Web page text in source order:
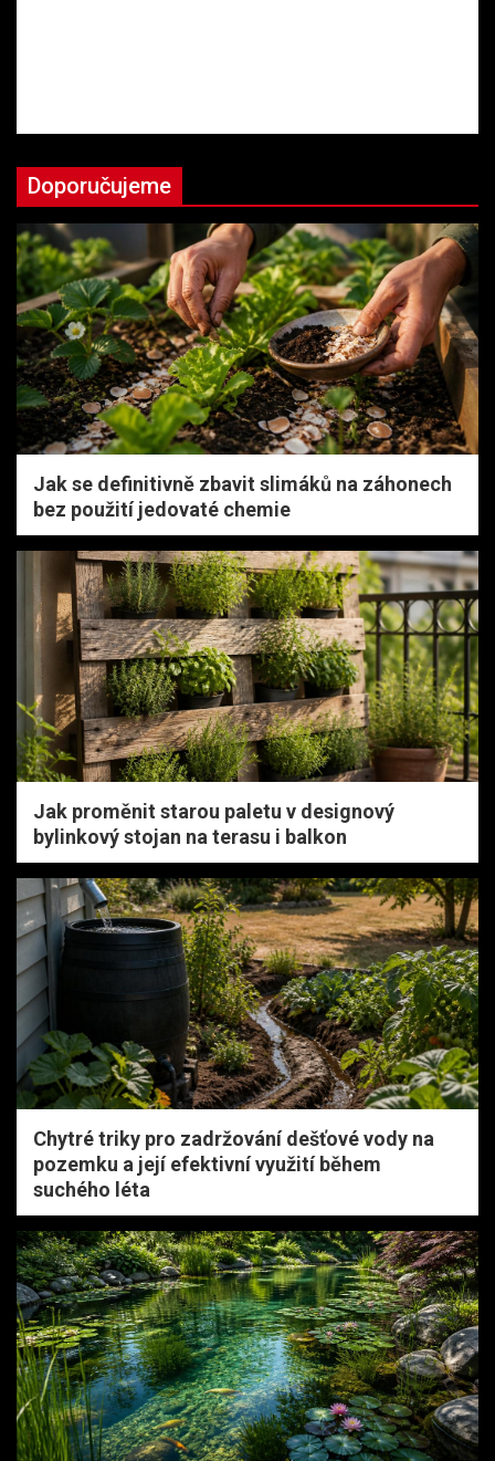
Doporučujeme
Jak se definitivně zbavit slimáků na záhonech
bez použití jedovaté chemie
Jak proměnit starou paletu v designový
bylinkový stojan na terasu i balkon
Chytré triky pro zadržování dešťové vody na
pozemku a její efektivní využití během
suchého léta